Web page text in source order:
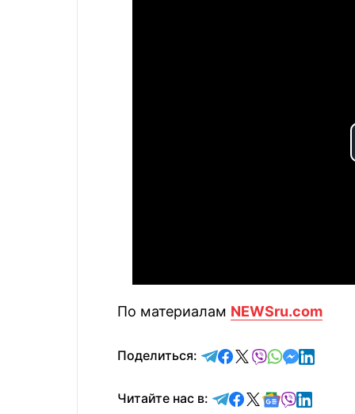
По материалам NEWSru.com
Поделиться: отправить в Telegram
поделиться в
поделиться в X
отправить в
отправить
Читайте нас в: Читайте в Telegram
Читайте в
Читайте в X
Читайте в
Читайте